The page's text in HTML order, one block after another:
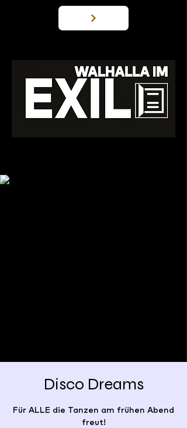
Disco Dreams
Für ALLE die Tanzen am frühen Abend
freut!